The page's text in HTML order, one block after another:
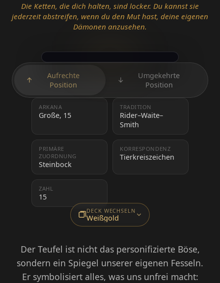
Die Ketten, die dich halten, sind locker. Du kannst sie
jederzeit abstreifen, wenn du den Mut hast, deine eigenen
Dämonen anzusehen.
↑
Aufrechte
Position
↓
Umgekehrte
Position
ARKANA
Große, 15
TRADITION
Rider–Waite–
Smith
PRIMÄRE
ZUORDNUNG
Steinbock
KORRESPONDENZ
Tierkreiszeichen
ZAHL
15
DECK WECHSELN
Weißgold
Der Teufel ist nicht das personifizierte Böse,
sondern ein Spiegel unserer eigenen Fesseln.
Er symbolisiert alles, was uns unfrei macht: